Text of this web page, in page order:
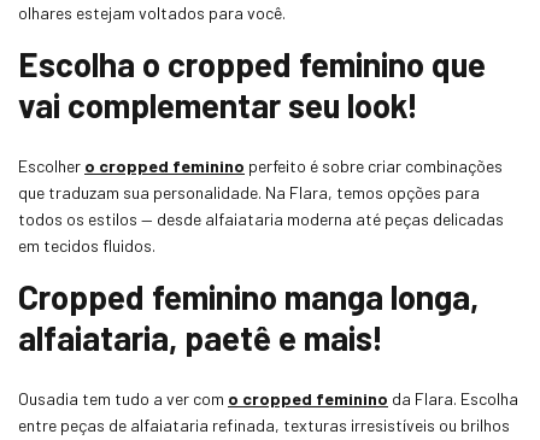
olhares estejam voltados para você.
Escolha o cropped feminino que
vai complementar seu look!
Escolher o cropped feminino perfeito é sobre criar combinações
que traduzam sua personalidade. Na Flara, temos opções para
todos os estilos — desde alfaiataria moderna até peças delicadas
em tecidos fluidos.
Cropped feminino manga longa,
alfaiataria, paetê e mais!
Ousadia tem tudo a ver com o cropped feminino da Flara. Escolha
entre peças de alfaiataria refinada, texturas irresistíveis ou brilhos